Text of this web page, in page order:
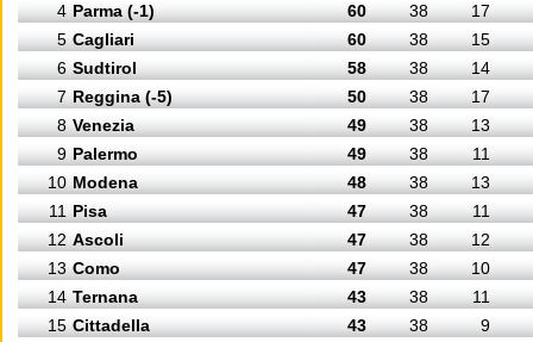
4 Parma (-1) 60 38
17
5 Cagliari 60 38
15
6 Sudtirol 58 38
14
7 Reggina (-5) 50 38
17
8 Venezia 49 38
13
9 Palermo 49 38
11
10 Modena 48 38
13
11 Pisa 47 38
11
12 Ascoli 47 38
12
13 Como 47 38
10
14 Ternana 43 38
11
15 Cittadella 43 38
9